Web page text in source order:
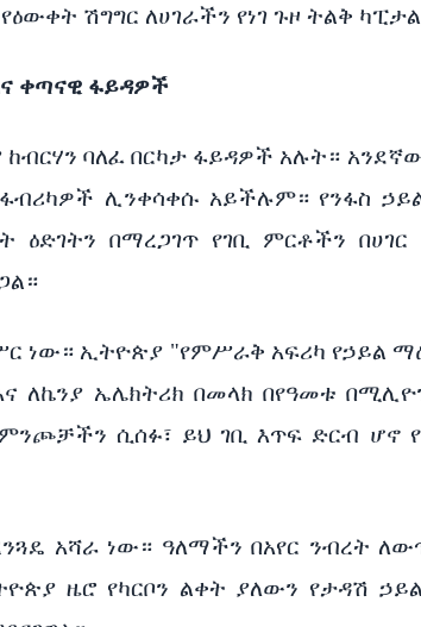
ሽግግር ለሀገራችን የነገ ጉዞ ትልቅ
ቀጣናዊ ፋይዳዎች
ባለፈ በርካታ ፋይዳዎች አሉት።
ሊንቀሳቀሱ አይችሉም። የንፋስ
ዕድገትን በማረጋገጥ የገቢ ምርቶችን
ኢትዮጵያ "የምሥራቅ አፍሪካ የኃይል
ለኬንያ ኤሌክትሪክ በመላክ በየዓመቱ
ሲሰፉ፣ ይህ ገቢ እጥፍ ድርብ ሆኖ
አሻራ ነው። ዓለማችን በአየር ንብረት
ዜሮ የካርቦን ልቀት ያለውን የታዳሽ